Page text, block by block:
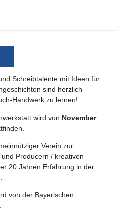
Schreibtalente mit Ideen für
sind herzlich
Handwerk zu lernen!
wird von November
Verein zur
Producern / kreativen
20 Jahren Erfahrung in der
von der Bayerischen